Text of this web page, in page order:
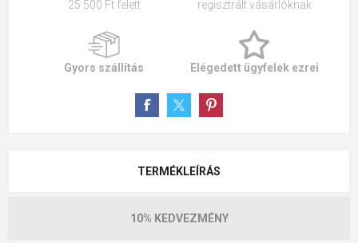
25 500 Ft felett regisztrált vásárlóknak
Gyors szállítás Elégedett ügyfelek ezrei
TERMÉKLEÍRÁS
10% KEDVEZMÉNY